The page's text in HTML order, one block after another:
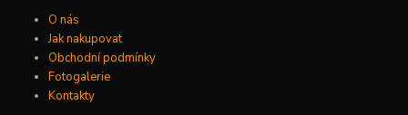
O nás
Jak nakupovat
Obchodní podmínky
Fotogalerie
Kontakty